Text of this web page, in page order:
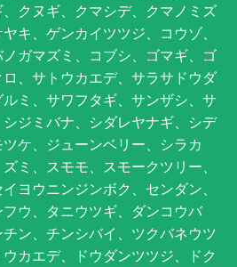
クヌギ、クマシデ、クマノミズ
キ、ゲンカイツツジ、コウゾ、
ガマズミ、コブシ、ゴマギ、ゴ
、サトウカエデ、サラサドウダ
ミ、サワフタギ、サンザシ、サ
ジミバナ、シダレヤナギ、シデ
ケ、ジューンベリー、シラカ
ミ、スモモ、スモークツリー、
ヨウニンジンボク、センダン、
ウ、タニウツギ、ダンコウバ
ン、チンシバイ、ツクバネウツ
カエデ、ドウダンツツジ、ドク